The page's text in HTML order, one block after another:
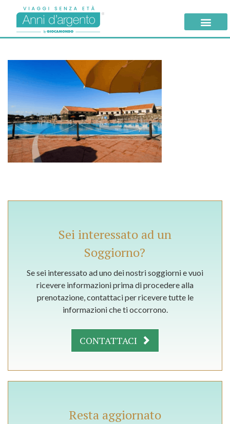
Sei interessato ad un
Soggiorno?
Se sei interessato ad uno dei nostri soggiorni e vuoi
ricevere informazioni prima di procedere alla
prenotazione, contattaci per ricevere tutte le
informazioni che ti occorrono.
CONTATTACI
Resta aggiornato